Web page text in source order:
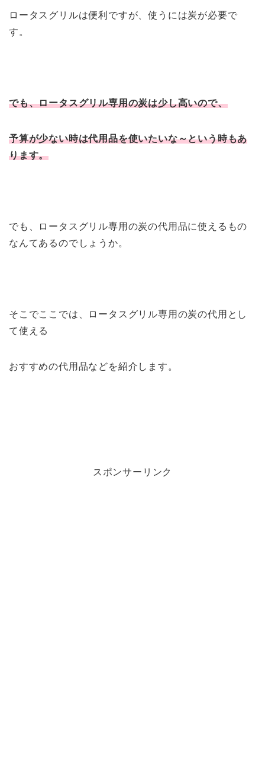
ロータスグリルは便利ですが、使うには炭が必要で
す。
でも、ロータスグリル専用の炭は少し高いので、
予算が少ない時は代用品を使いたいな～という時もあ
ります。
でも、ロータスグリル専用の炭の代用品に使えるもの
なんてあるのでしょうか。
そこでここでは、ロータスグリル専用の炭の代用とし
て使える
おすすめの代用品などを紹介します。
スポンサーリンク